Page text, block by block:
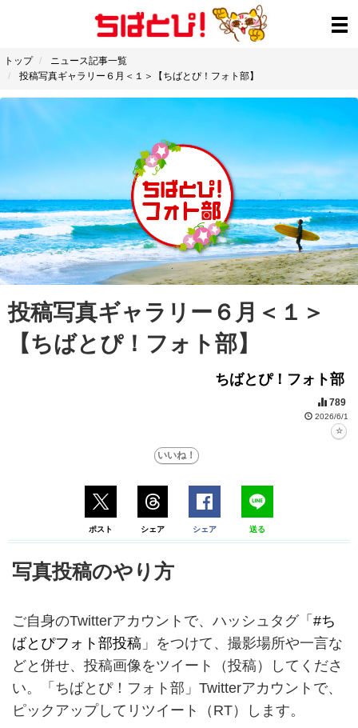
トップ
ニュース記事一覧
投稿写真ギャラリー６月＜１＞【ちばとぴ！フォト部】
投稿写真ギャラリー６月＜１＞
【ちばとぴ！フォト部】
ちばとぴ！フォト部
789
2026/6/1
ポスト シェア シェア 送る
写真投稿のやり方
ご自身のTwitterアカウントで、ハッシュタグ「 #ち
ばとぴフォト部投稿 」をつけて、撮影場所や一言な
どと併せ、投稿画像をツイート（投稿）してくださ
い。「ちばとぴ！フォト部」Twitterアカウントで、
ピックアップしてリツイート（RT）します。